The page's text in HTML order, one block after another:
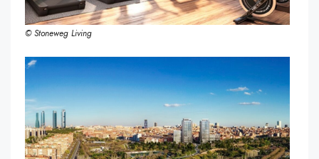
© Stoneweg Living